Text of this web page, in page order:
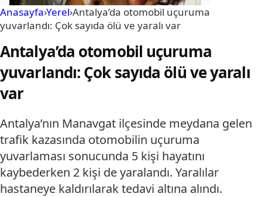
Anasayfa›Yerel›Antalya’da otomobil uçuruma
yuvarlandı: Çok sayıda ölü ve yaralı var
Antalya’da otomobil uçuruma
yuvarlandı: Çok sayıda ölü ve yaralı
var
Antalya’nın Manavgat ilçesinde meydana gelen
trafik kazasında otomobilin uçuruma
yuvarlaması sonucunda 5 kişi hayatını
kaybederken 2 kişi de yaralandı. Yaralılar
hastaneye kaldırılarak tedavi altına alındı.